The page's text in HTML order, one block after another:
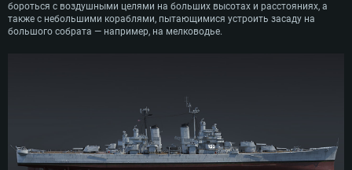
бороться с воздушными целями на больших высотах и расстояниях, а
также с небольшими кораблями, пытающимися устроить засаду на
большого собрата — например, на мелководье.